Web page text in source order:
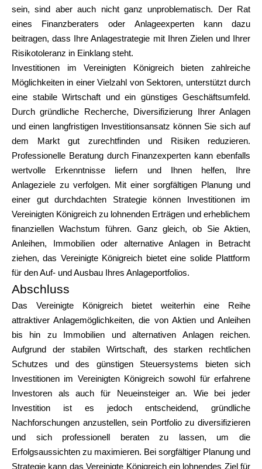
sein, sind aber auch nicht ganz unproblematisch. Der Rat
eines Finanzberaters oder Anlageexperten kann dazu
beitragen, dass Ihre Anlagestrategie mit Ihren Zielen und Ihrer
Risikotoleranz in Einklang steht.
Investitionen im Vereinigten Königreich bieten zahlreiche
Möglichkeiten in einer Vielzahl von Sektoren, unterstützt durch
eine stabile Wirtschaft und ein günstiges Geschäftsumfeld.
Durch gründliche Recherche, Diversifizierung Ihrer Anlagen
und einen langfristigen Investitionsansatz können Sie sich auf
dem Markt gut zurechtfinden und Risiken reduzieren.
Professionelle Beratung durch Finanzexperten kann ebenfalls
wertvolle Erkenntnisse liefern und Ihnen helfen, Ihre
Anlageziele zu verfolgen. Mit einer sorgfältigen Planung und
einer gut durchdachten Strategie können Investitionen im
Vereinigten Königreich zu lohnenden Erträgen und erheblichem
finanziellen Wachstum führen. Ganz gleich, ob Sie Aktien,
Anleihen, Immobilien oder alternative Anlagen in Betracht
ziehen, das Vereinigte Königreich bietet eine solide Plattform
für den Auf- und Ausbau Ihres Anlageportfolios.
Abschluss
Das Vereinigte Königreich bietet weiterhin eine Reihe
attraktiver Anlagemöglichkeiten, die von Aktien und Anleihen
bis hin zu Immobilien und alternativen Anlagen reichen.
Aufgrund der stabilen Wirtschaft, des starken rechtlichen
Schutzes und des günstigen Steuersystems bieten sich
Investitionen im Vereinigten Königreich sowohl für erfahrene
Investoren als auch für Neueinsteiger an. Wie bei jeder
Investition ist es jedoch entscheidend, gründliche
Nachforschungen anzustellen, sein Portfolio zu diversifizieren
und sich professionell beraten zu lassen, um die
Erfolgsaussichten zu maximieren. Bei sorgfältiger Planung und
Strategie kann das Vereinigte Königreich ein lohnendes Ziel für